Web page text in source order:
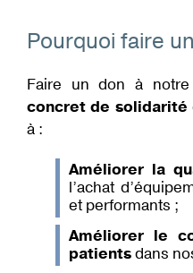
d'Ariane
Pourquoi faire
Faire un don à notre
concret de solidarité
à :
Améliorer la
l’achat
et performants ;
Améliorer le
patientsdans